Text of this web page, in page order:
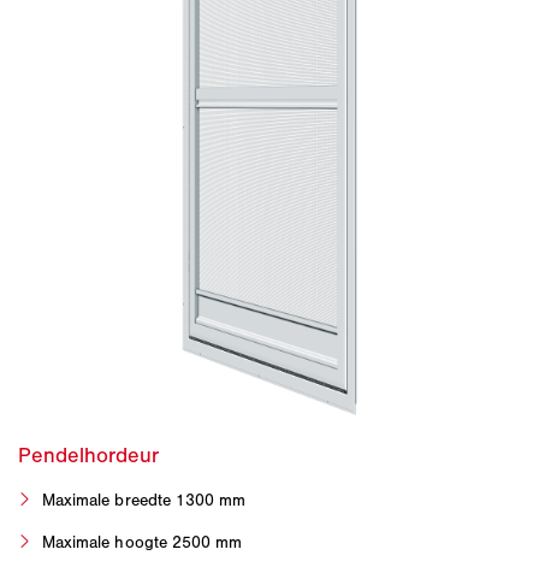
Maximale breedte 1300 mm
Maximale hoogte 2500 mm